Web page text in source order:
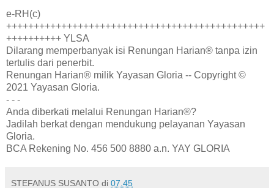
e-RH(c)
+++++++++++++++++++++++++++++++++++++++++++++++
++++++++++ YLSA
Dilarang memperbanyak isi Renungan Harian® tanpa izin
tertulis dari penerbit.
Renungan Harian® milik Yayasan Gloria -- Copyright ©
2021 Yayasan Gloria.
- - -
Anda diberkati melalui Renungan Harian®?
Jadilah berkat dengan mendukung pelayanan Yayasan
Gloria.
BCA Rekening No. 456 500 8880 a.n. YAY GLORIA
STEFANUS SUSANTO di 07.45